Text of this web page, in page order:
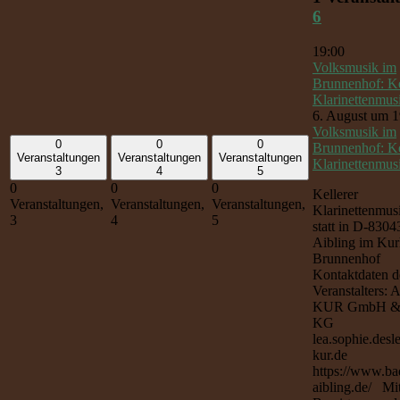
0
Veranstaltungen
3
0
Veranstaltungen,
3
0
Veranstaltungen
4
0
Veranstaltungen,
4
0
Veranstaltungen
5
0
Veranstaltungen,
5
6
19:00
Volksmusik im
Brunnenhof:
6. August um
Volksmusik im
Brunnenhof:
Kellerer
statt in D-
Aibling im
Brunnenhof
Kontaktdaten
Veranstalters:
KUR GmbH
KG
kur.de
https://
aibling.de/